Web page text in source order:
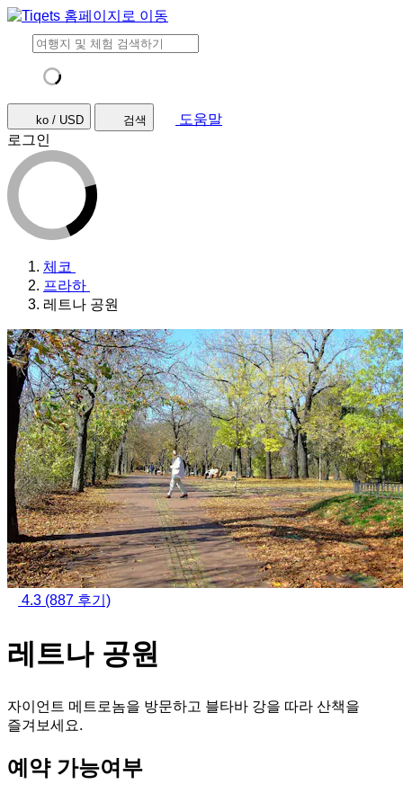
ko / USD 검색
도움말
로그인
체코
프라하
레트나 공원
4.3 (887 후기)
레트나 공원
자이언트 메트로놈을 방문하고 블타바 강을 따라 산책을
즐겨보세요.
예약 가능여부